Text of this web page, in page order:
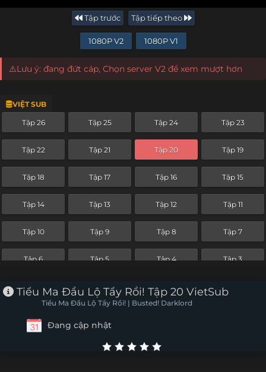
Tập trước Tập tiếp theo
1080P V2 1080P V1
⚠️Lưu ý: đang đứt cáp, Chọn server V2 để xem mượt hơn
VIỆT SUB
Tập 26 Tập 25 Tập 24 Tập 23
Tập 22 Tập 21 Tập 20 Tập 19
Tập 18 Tập 17 Tập 16 Tập 15
Tập 14 Tập 13 Tập 12 Tập 11
Tập 10 Tập 9 Tập 8 Tập 7
Tập 6 Tập 5 Tập 4 Tập 3
Tập 2 Tập 1
Tiểu Ma Đầu Lộ Tẩy Rồi! Tập 20 VietSub
Tiểu Ma Đầu Lộ Tẩy Rồi! | Busted! Darklord
Đang cập nhật